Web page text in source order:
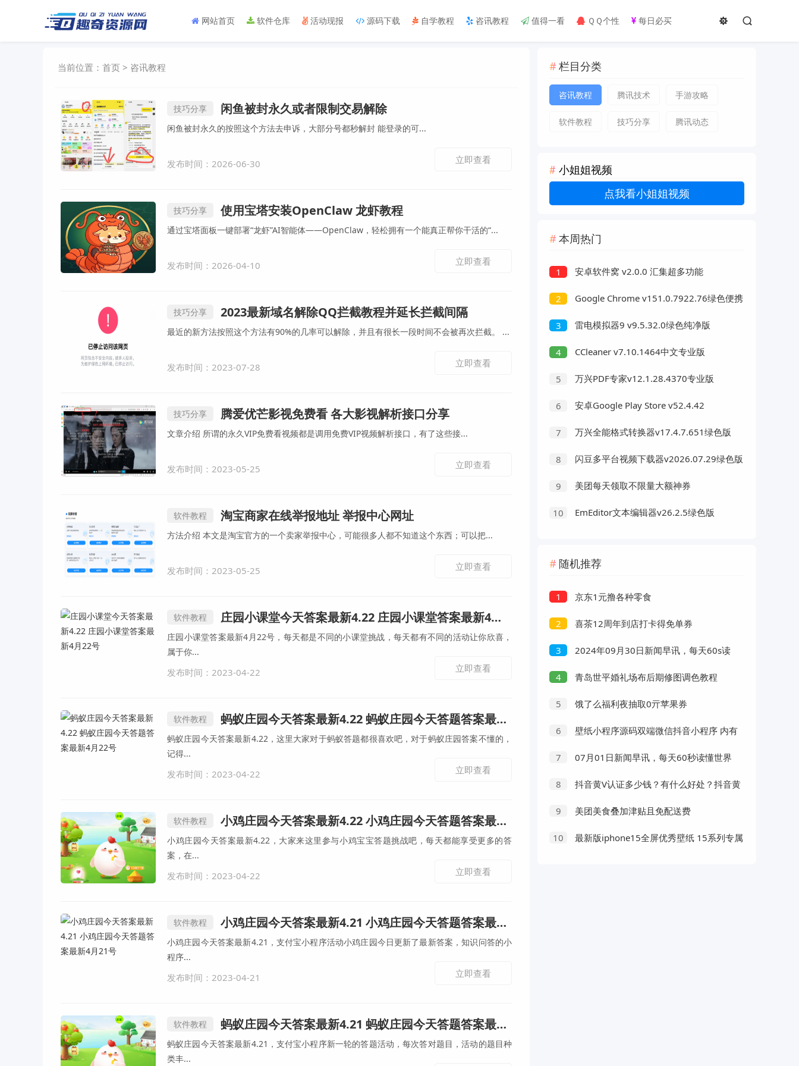
网站首页 软件仓库 活动现报 源码下载 自学教程 咨讯教程 值得一看 ＱＱ个性 每日必买
当前位置： 首页 > 咨讯教程
技巧分享 闲鱼被封永久或者限制交易解除
闲鱼被封永久的按照这个方法去申诉，大部分号都秒解封 能登录的可...
发布时间：2026-06-30 立即查看
技巧分享 使用宝塔安装OpenClaw 龙虾教程
通过宝塔面板一键部署“龙虾”AI智能体——OpenClaw，轻松拥有一个能真正帮你干活的“...
发布时间：2026-04-10 立即查看
技巧分享 2023最新域名解除QQ拦截教程并延长拦截间隔
最近的新方法按照这个方法有90%的几率可以解除，并且有很长一段时间不会被再次拦截。 ...
发布时间：2023-07-28 立即查看
技巧分享 腾爱优芒影视免费看 各大影视解析接口分享
文章介绍 所谓的永久VIP免费看视频都是调用免费VIP视频解析接口，有了这些接...
发布时间：2023-05-25 立即查看
软件教程 淘宝商家在线举报地址 举报中心网址
方法介绍 本文是淘宝官方的一个卖家举报中心，可能很多人都不知道这个东西；可以把...
发布时间：2023-05-25 立即查看
软件教程 庄园小课堂今天答案最新4.22 庄园小课堂答案最新4月22号
庄园小课堂答案最新4月22号，每天都是不同的小课堂挑战，每天都有不同的活动让你欣喜，
属于你...
发布时间：2023-04-22 立即查看
软件教程 蚂蚁庄园今天答案最新4.22 蚂蚁庄园今天答题答案最新4月22号
蚂蚁庄园今天答案最新4.22，这里大家对于蚂蚁答题都很喜欢吧，对于蚂蚁庄园答案不懂的，
记得...
发布时间：2023-04-22 立即查看
软件教程 小鸡庄园今天答案最新4.22 小鸡庄园今天答题答案最新4月22号
小鸡庄园今天答案最新4.22，大家来这里参与小鸡宝宝答题挑战吧，每天都能享受更多的答
案，在...
发布时间：2023-04-22 立即查看
软件教程 小鸡庄园今天答案最新4.21 小鸡庄园今天答题答案最新4月21号
小鸡庄园今天答案最新4.21，支付宝小程序活动小鸡庄园今日更新了最新答案，知识问答的小
程序...
发布时间：2023-04-21 立即查看
软件教程 蚂蚁庄园今天答案最新4.21 蚂蚁庄园今天答题答案最新4月21号
蚂蚁庄园今天答案最新4.21，支付宝小程序新一轮的答题活动，每次答对题目，活动的题目种
类丰...
栏目分类
咨讯教程 腾讯技术 手游攻略
软件教程 技巧分享 腾讯动态
小姐姐视频
点我看小姐姐视频
本周热门
1 安卓软件窝 v2.0.0 汇集超多功能
2
Google Chrome v151.0.7922.76绿色便携
3 雷电模拟器9 v9.5.32.0绿色纯净版
4 CCleaner v7.10.1464中文专业版
5 万兴PDF专家v12.1.28.4370专业版
6 安卓Google Play Store v52.4.42
7 万兴全能格式转换器v17.4.7.651绿色版
8 闪豆多平台视频下载器v2026.07.29绿色版
9 美团每天领取不限量大额神券
10 EmEditor文本编辑器v26.2.5绿色版
随机推荐
1 京东1元撸各种零食
2 喜茶12周年到店打卡得免单券
3
2024年09月30日新闻早讯，每天60s读
4 青岛世平婚礼场布后期修图调色教程
5 饿了么福利夜抽取0亓苹果券
6
壁纸小程序源码双端微信抖音小程序 内有
7 07月01日新闻早讯，每天60秒读懂世界
8
抖音黄V认证多少钱？有什么好处？抖音黄
9 美团美食叠加津贴且免配送费
10
最新版iphone15全屏优秀壁纸 15系列专属